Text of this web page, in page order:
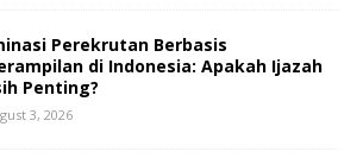
Perekrutan Berbasis
di Indonesia: Apakah Ijazah
Penting?
3, 2026